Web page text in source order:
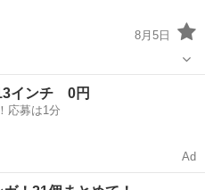
8月5日
家庭用品 ネット
インチ 0円
応募は1分
Ad